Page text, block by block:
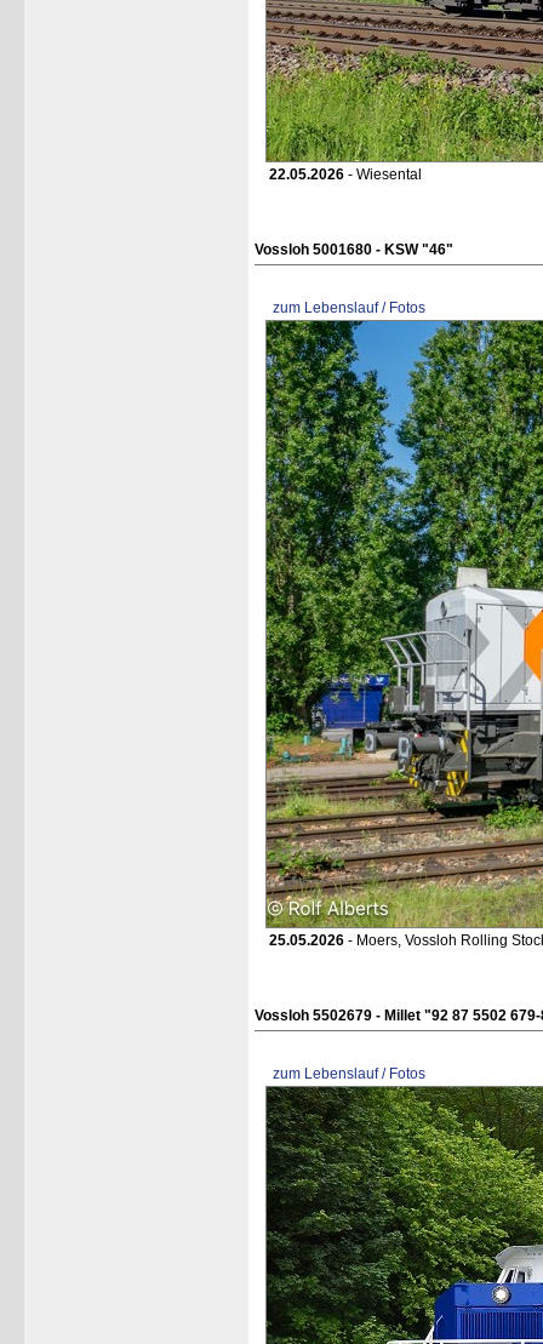
22.05.2026 - Wiesental
Vossloh 5001680 - KSW "46"
zum Lebenslauf / Fotos
25.05.2026 - Moers, Vossloh Rolling
Vossloh 5502679 - Millet "92 87 5502
zum Lebenslauf / Fotos